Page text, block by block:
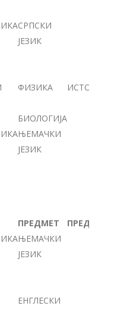
СРПСКИ
ЈЕЗИК
ФИЗИКА ИСТОРИЈА
БИОЛОГИЈА
ЊЕМАЧКИ
ЈЕЗИК
ПРЕДМЕТ
ПРЕДМЕТ
ЊЕМАЧКИ
ЈЕЗИК
ЕНГЛЕСКИ